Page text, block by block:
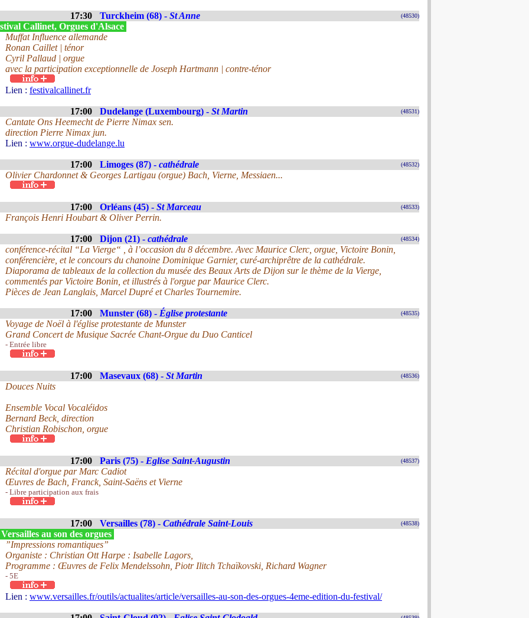
17:30 Turckheim (68) - St Anne (48530)
Callinet, Orgues d'Alsace
Muffat Influence allemande
Ronan Caillet | ténor
Cyril Pallaud | orgue
avec la participation exceptionnelle de Joseph Hartmann | contre-ténor
Lien : festivalcallinet.fr
17:00 Dudelange (Luxembourg) - St Martin (48531)
Cantate Ons Heemecht de Pierre Nimax sen.
direction Pierre Nimax jun.
Lien : www.orgue-dudelange.lu
17:00 Limoges (87) - cathédrale (48532)
Olivier Chardonnet & Georges Lartigau (orgue) Bach, Vierne, Messiaen...
17:00 Orléans (45) - St Marceau (48533)
François Henri Houbart & Oliver Perrin.
17:00 Dijon (21) - cathédrale (48534)
conférence-récital “La Vierge“ , à l’occasion du 8 décembre. Avec Maurice Clerc, orgue, Victoire Bonin,
conférencière, et le concours du chanoine Dominique Garnier, curé-archiprêtre de la cathédrale.
Diaporama de tableaux de la collection du musée des Beaux Arts de Dijon sur le thème de la Vierge,
commentés par Victoire Bonin, et illustrés à l'orgue par Maurice Clerc.
Pièces de Jean Langlais, Marcel Dupré et Charles Tournemire.
17:00 Munster (68) - Église protestante (48535)
Voyage de Noël à l'église protestante de Munster
Grand Concert de Musique Sacrée Chant-Orgue du Duo Canticel
- Entrée libre
17:00 Masevaux (68) - St Martin (48536)
Douces Nuits
Ensemble Vocal Vocaléidos
Bernard Beck, direction
Christian Robischon, orgue
17:00 Paris (75) - Eglise Saint-Augustin (48537)
Récital d'orgue par Marc Cadiot
Œuvres de Bach, Franck, Saint-Saëns et Vierne
- Libre participation aux frais
17:00 Versailles (78) - Cathédrale Saint-Louis (48538)
au son des orgues
”Impressions romantiques”
Organiste : Christian Ott Harpe : Isabelle Lagors,
Programme : Œuvres de Felix Mendelssohn, Piotr Ilitch Tchaïkovski, Richard Wagner
- 5E
Lien : www.versailles.fr/outils/actualites/article/versailles-au-son-des-orgues-4eme-edition-du-festival/